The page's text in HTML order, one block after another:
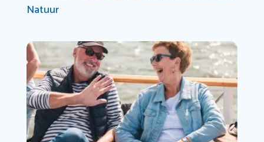
Natuur